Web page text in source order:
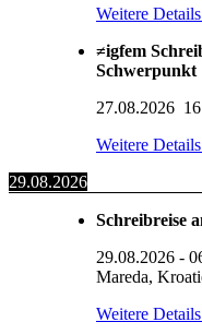
Weitere
≠igfem
Schwerpunkt
27.08.2026
Weitere
29.08.2026
Schreibreise
29.08.2026 -
Mareda,
Weitere